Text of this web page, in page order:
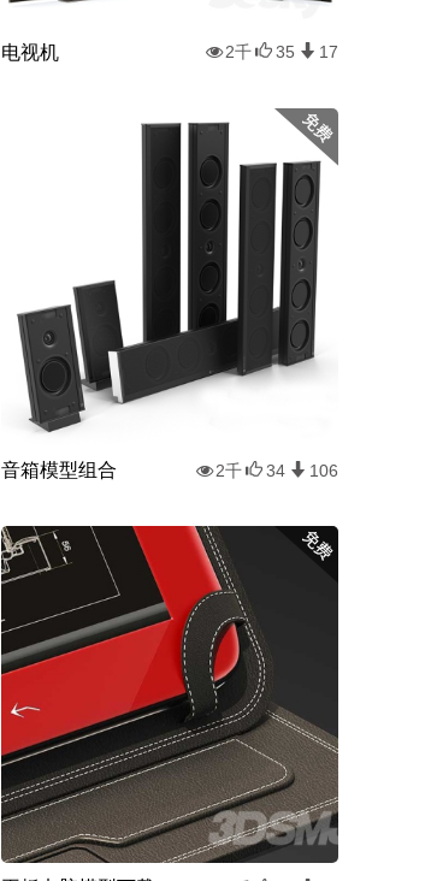
电视机 2千 35 17
音箱模型组合 2千 34 106